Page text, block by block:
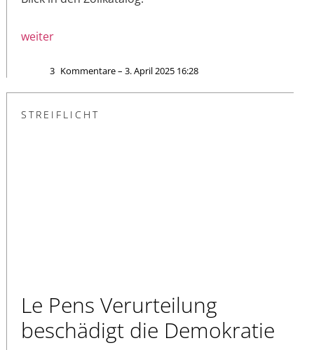
weiter
3 Kommentare – 3. April 2025 16:28
STREIFLICHT
Le Pens Verurteilung
beschädigt die Demokratie